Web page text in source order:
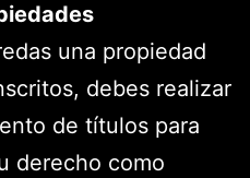
una propiedad
debes realizar
de títulos para
derecho como